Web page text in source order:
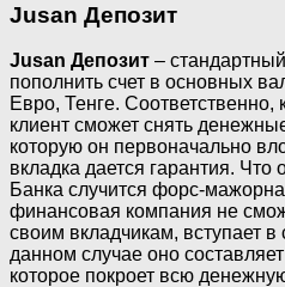
Jusan Депозит
Jusan Депозит –
пополнить счет в основных
Евро, Тенге. Соответственно,
клиент сможет снять
которую он первоначально
вкладка дается гарантия.
Банка случится форс-
финансовая компания не
своим вкладчикам, вступает в
данном случае оно
которое покроет всю